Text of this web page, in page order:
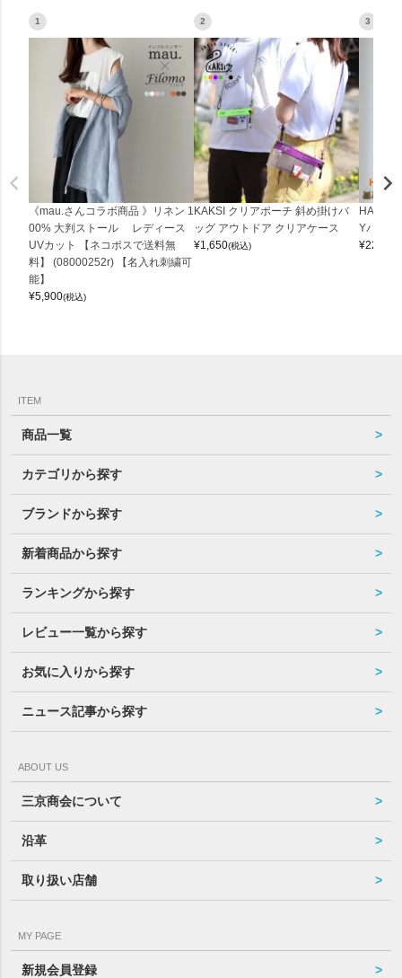
1
《mau.さんコラボ商品 》リネン 1
00% 大判ストール レディース
UVカット 【ネコポスで送料無
料】 (08000252r) 【名入れ刺繍可
能】
¥5,900(税込)
2
KAKSI クリアポーチ 斜め掛けバ
ッグ アウトドア クリアケース
¥1,650(税込)
3
Yバッグ
¥22,000
ITEM
商品一覧
カテゴリから探す
ブランドから探す
新着商品から探す
ランキングから探す
レビュー一覧から探す
お気に入りから探す
ニュース記事から探す
ABOUT US
三京商会について
沿革
取り扱い店舗
MY PAGE
新規会員登録